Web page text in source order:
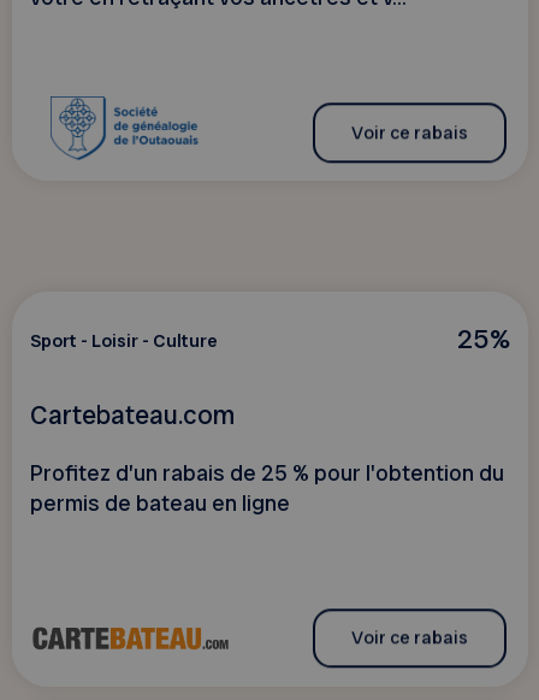
Voir ce rabais
25%
Sport - Loisir - Culture
Cartebateau.com
Profitez d’un rabais de 25 % pour l'obtention du
permis de bateau en ligne
Voir ce rabais